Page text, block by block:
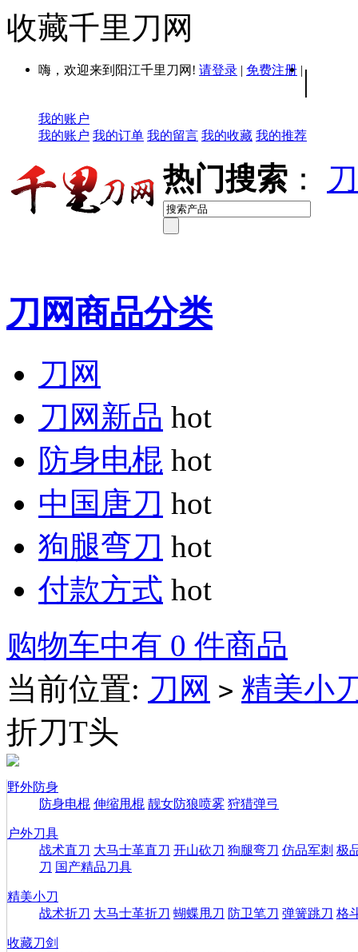
收藏千里刀网
嗨，欢迎来到阳江千里刀网! 请登录 | 免费注册 | |
我的账户
我的账户 我的订单 我的留言 我的收藏 我的推荐
热门搜索 ：
刀网商品分类
刀网
刀网新品 hot
防身电棍 hot
中国唐刀 hot
狗腿弯刀 hot
付款方式 hot
购物车中有 0 件商品
当前位置: 刀网 > 精美小
折刀T头
野外防身
防身电棍 伸缩甩棍 靓女防狼喷雾 狩猎弹弓
户外刀具
战术直刀 大马士革直刀 开山砍刀 狗腿弯刀 仿品军刺 极
刀 国产精品刀具
精美小刀
战术折刀 大马士革折刀 蝴蝶甩刀 防卫笔刀 弹簧跳刀 格
收藏刀剑